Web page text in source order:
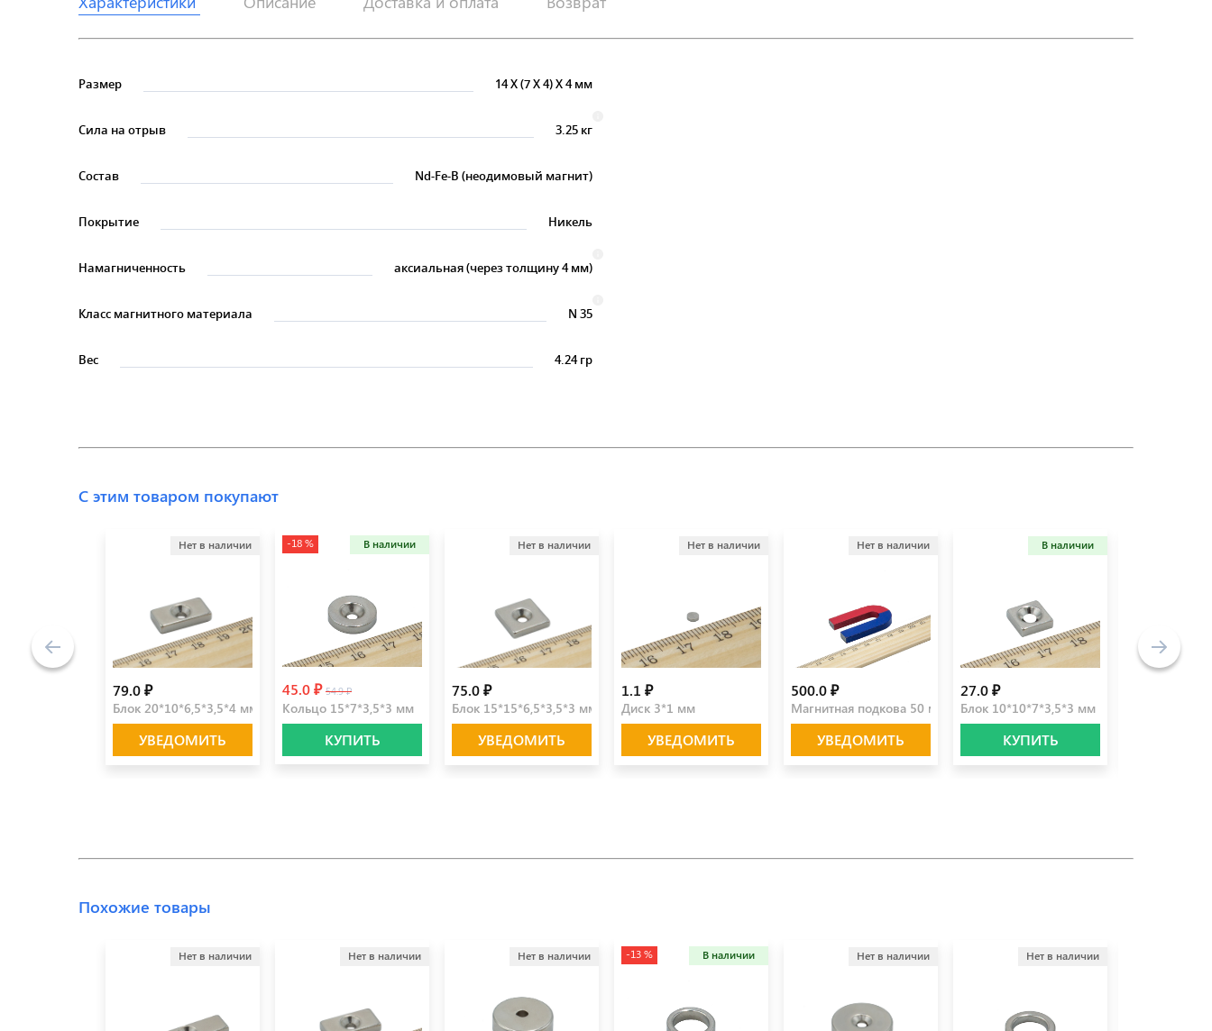
Размер 14X(7X4)X4 мм
Сила на отрыв 3.25 кг
Состав Nd-Fe-B (неодимовый магнит)
Покрытие Никель
Намагниченность аксиальная (через толщину 4 мм)
Класс магнитного материала N 35
Вес 4.24 гр
С этим товаром покупают
Нет в наличии
79.0 ₽
Блок 20*10*6,5*3,5*4 мм
УВЕДОМИТЬ
-18 % В наличии
45.0 ₽ 54.9 ₽
Кольцо 15*7*3,5*3 мм
КУПИТЬ
Нет в наличии
75.0 ₽
Блок 15*15*6,5*3,5*3 мм
УВЕДОМИТЬ
Нет в наличии
1.1 ₽
Диск 3*1 мм
УВЕДОМИТЬ
Нет в наличии
500.0 ₽
Магнитная подкова 50 мм
УВЕДОМИТЬ
В наличии
27.0 ₽
Блок 10*10*7*3,5*3 мм
КУПИТЬ
Похожие товары
Нет в наличии Нет в наличии Нет в наличии -13 % В наличии Нет в наличии Нет в наличии